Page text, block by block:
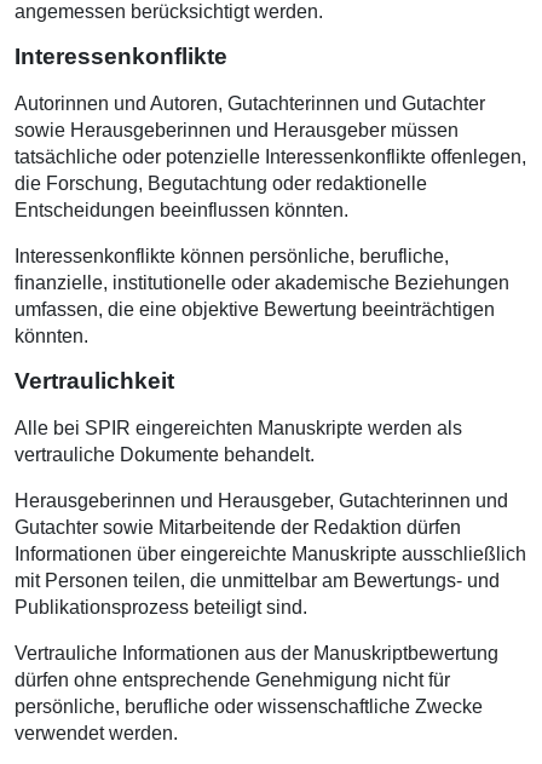
angemessen berücksichtigt werden.
Interessenkonflikte
Autorinnen und Autoren, Gutachterinnen und Gutachter
sowie Herausgeberinnen und Herausgeber müssen
tatsächliche oder potenzielle Interessenkonflikte offenlegen,
die Forschung, Begutachtung oder redaktionelle
Entscheidungen beeinflussen könnten.
Interessenkonflikte können persönliche, berufliche,
finanzielle, institutionelle oder akademische Beziehungen
umfassen, die eine objektive Bewertung beeinträchtigen
könnten.
Vertraulichkeit
Alle bei SPIR eingereichten Manuskripte werden als
vertrauliche Dokumente behandelt.
Herausgeberinnen und Herausgeber, Gutachterinnen und
Gutachter sowie Mitarbeitende der Redaktion dürfen
Informationen über eingereichte Manuskripte ausschließlich
mit Personen teilen, die unmittelbar am Bewertungs- und
Publikationsprozess beteiligt sind.
Vertrauliche Informationen aus der Manuskriptbewertung
dürfen ohne entsprechende Genehmigung nicht für
persönliche, berufliche oder wissenschaftliche Zwecke
verwendet werden.